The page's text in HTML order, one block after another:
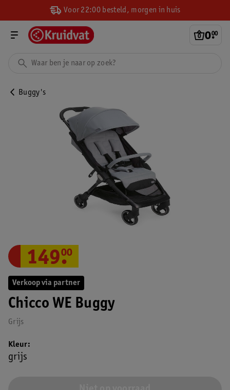
Voor 22:00 besteld, morgen in huis
0.
00
Buggy's
Verkoop via partner
Chicco WE Buggy
Grijs
149.
00
Kleur
grijs